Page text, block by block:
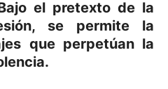
el pretexto de la
se permite la
que perpetúan la